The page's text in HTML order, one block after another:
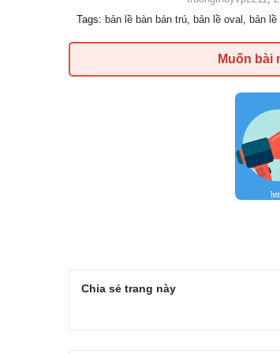
Tags: bản lề bàn bán trú, bản lề oval , bản
Muốn bài
Chia sẻ trang này